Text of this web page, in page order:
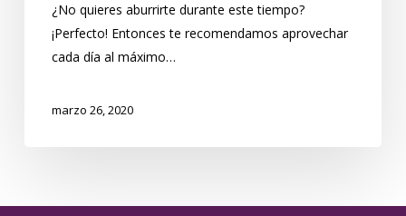
¿No quieres aburrirte durante este tiempo?
¡Perfecto! Entonces te recomendamos aprovechar
cada día al máximo…
marzo 26, 2020